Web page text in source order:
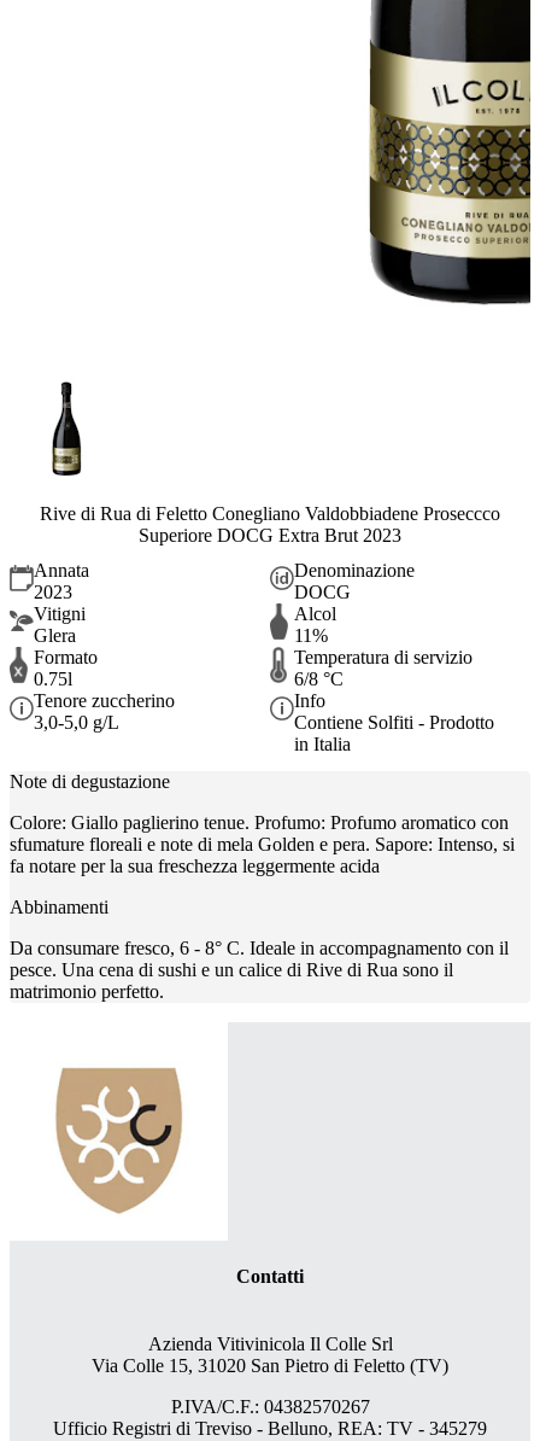
Rive di Rua di Feletto Conegliano Valdobbiadene Proseccco
Superiore DOCG Extra Brut 2023
Annata
2023
Denominazione
DOCG
Vitigni
Glera
Alcol
11%
Formato
0.75l
Temperatura di servizio
6/8 °C
Tenore zuccherino
3,0-5,0 g/L
Info
Contiene Solfiti - Prodotto
in Italia
Note di degustazione
Colore: Giallo paglierino tenue. Profumo: Profumo aromatico con
sfumature floreali e note di mela Golden e pera. Sapore: Intenso, si
fa notare per la sua freschezza leggermente acida
Abbinamenti
Da consumare fresco, 6 - 8° C. Ideale in accompagnamento con il
pesce. Una cena di sushi e un calice di Rive di Rua sono il
matrimonio perfetto.
Contatti
Azienda Vitivinicola Il Colle Srl
Via Colle 15, 31020 San Pietro di Feletto (TV)
P.IVA/C.F.: 04382570267
Ufficio Registri di Treviso - Belluno, REA: TV - 345279